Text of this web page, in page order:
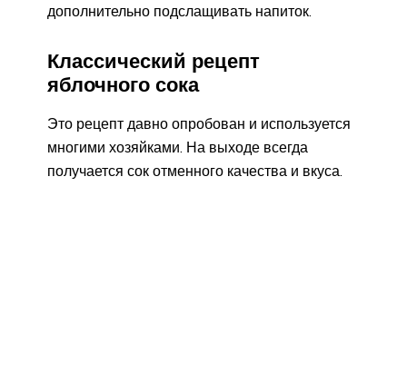
дополнительно подслащивать напиток.
Классический рецепт
яблочного сока
Это рецепт давно опробован и используется
многими хозяйками. На выходе всегда
получается сок отменного качества и вкуса.